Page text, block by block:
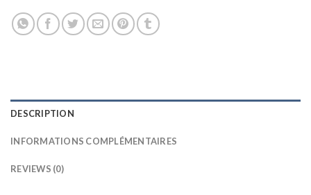
DESCRIPTION
INFORMATIONS COMPLÉMENTAIRES
REVIEWS (0)